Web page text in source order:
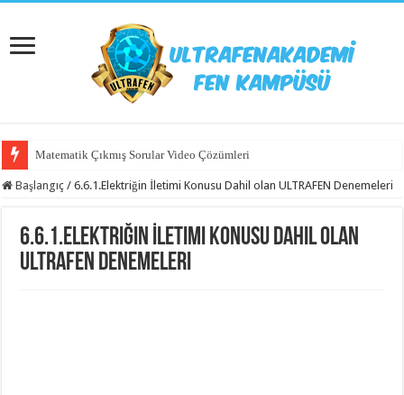
Matematik Çıkmış Sorular Video Çözümleri
Başlangıç / 6.6.1.Elektriğin İletimi Konusu Dahil olan ULTRAFEN Denemeleri
6.6.1.Elektriğin İletimi Konusu Dahil olan
ULTRAFEN Denemeleri